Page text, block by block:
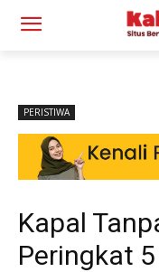
PERISTIWA
Kapal
Peringkat